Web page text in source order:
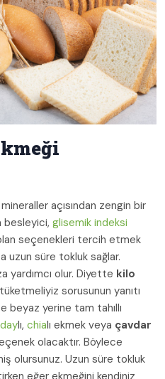
açısından zengin bir
besleyici, glisemik indeksi
seçenekleri tercih etmek
uzun süre tokluk sağlar.
yardımcı olur. Diyette kilo
tüketmeliyiz sorusunun yanıtı
beyaz yerine tam tahıllı
lı, chialı ekmek veya çavdar
olacaktır. Böylece
olursunuz. Uzun süre tokluk